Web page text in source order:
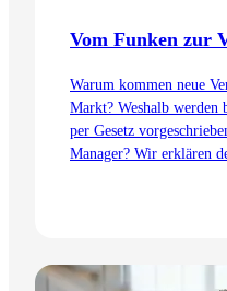
Vom Funken zur
Warum kommen neue
Markt? Weshalb werden
per Gesetz
Manager? Wir erklären
Zum Artikel